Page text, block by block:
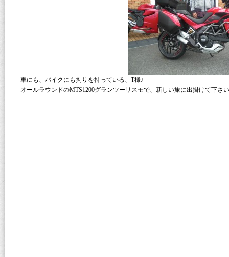
車にも、バイクにも拘りを持っている、T様♪
オールラウンドのMTS1200グランツーリスモで、新しい旅に出掛けて下さ